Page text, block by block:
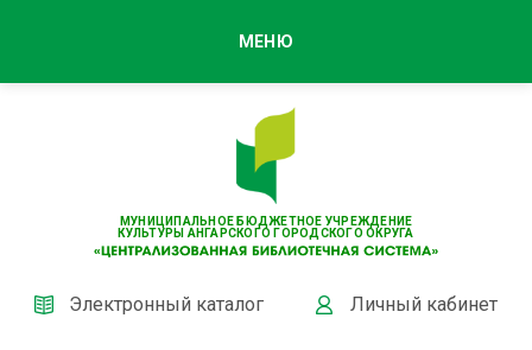
МУНИЦИПАЛЬНОЕ БЮДЖЕТНОЕ УЧРЕЖДЕНИЕ
КУЛЬТУРЫ АНГАРСКОГО ГОРОДСКОГО ОКРУГА
Электронный каталог Личный кабинет
МЕНЮ